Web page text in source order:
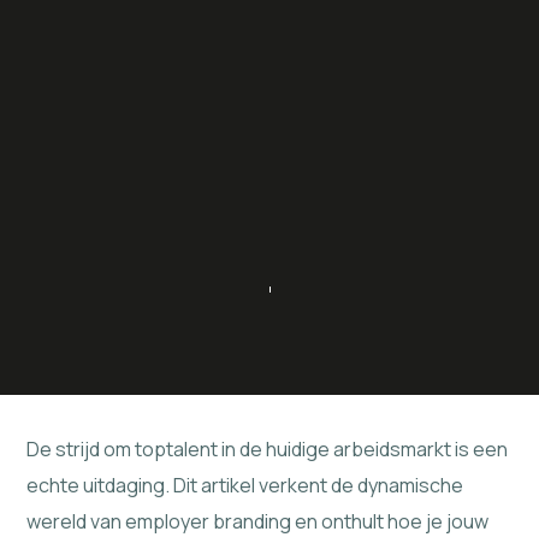
De strijd om toptalent in de huidige arbeidsmarkt is een
echte uitdaging. Dit artikel verkent de dynamische
wereld van employer branding en onthult hoe je jouw